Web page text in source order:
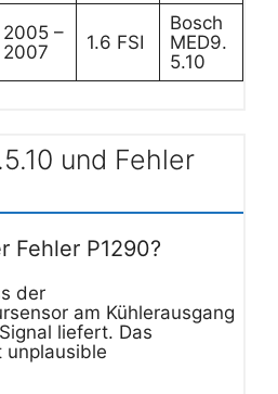
2005 –
2007
1.6 FSI
Bosch
MED9.
5.10
und Fehler
Fehler P1290?
der
am Kühlerausgang
liefert. Das
unplausible